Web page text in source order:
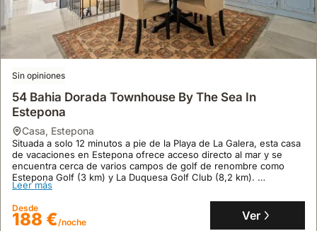
44 opiniones
Urb Playa Azul 24
Estepona
A solo 7 minutos andando de la Playa de Guadalobón, esta villa en
Estepona, Urb. Playa Azul 24, se encuentra a 13,6 kilómetros del
Club de Golf La Duquesa.
Disfrute de 250 m² con aire acondicionado, piscina, terraza con
vistas al mar y barbacoa, perfecta para familias y grupos de hasta
11 personas buscando alquiler vacacional.
Leer más
Desde
195 €/noche
Sin opiniones
54 Bahia Dorada Townhouse By The Sea In
Estepona
casa, Estepona
Situada a solo 12 minutos a pie de la Playa de La Galera, esta casa
de vacaciones en Estepona ofrece acceso directo al mar y se
encuentra cerca de varios campos de golf de renombre como
Estepona Golf (3 km) y La Duquesa Golf Club (8,2 km).
Esta villa de 140 m² con aire acondicionado, capacidad para 9
personas y 3 baños cuenta con una cocina equipada con
frigorífico, microondas y lavavajillas, además de piscina exterior,
terraza con vistas al mar y conexión Wi-Fi gratuita.
Leer más
Desde
188 €/noche Ver